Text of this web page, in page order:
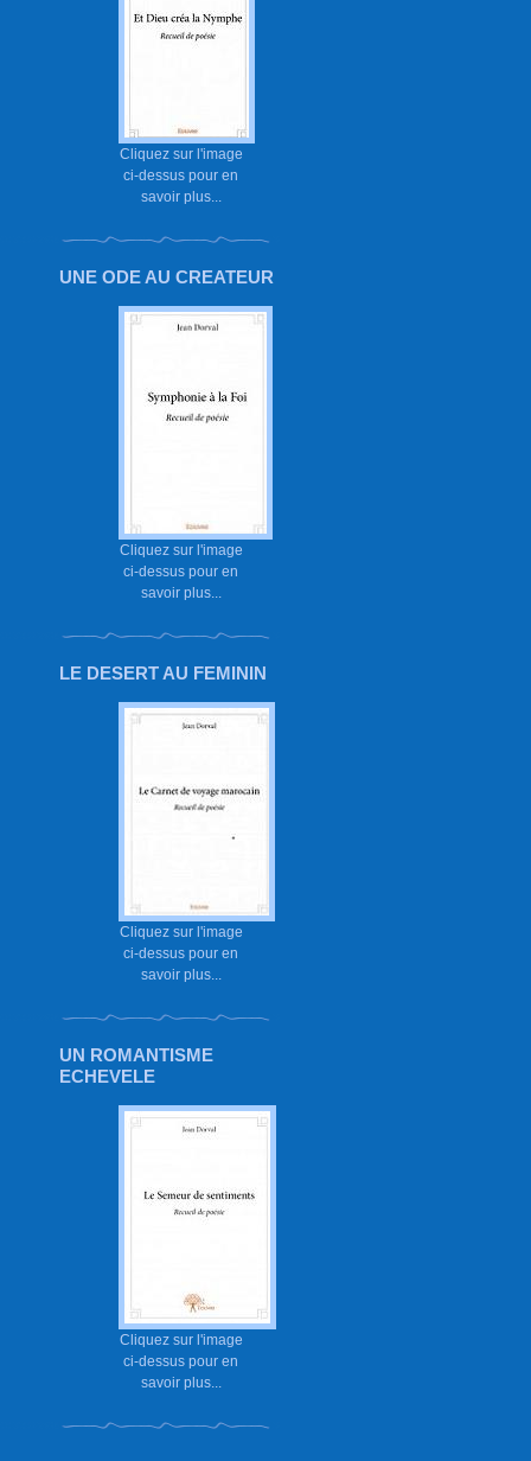
Cliquez sur l'image
ci-dessus pour en
savoir plus...
UNE ODE AU CREATEUR
Cliquez sur l'image
ci-dessus pour en
savoir plus...
LE DESERT AU FEMININ
Cliquez sur l'image
ci-dessus pour en
savoir plus...
UN ROMANTISME
ECHEVELE
Cliquez sur l'image
ci-dessus pour en
savoir plus...